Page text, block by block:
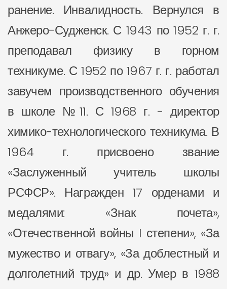
ранение. Инвалидность. Вернулся в
Анжеро-Судженск. С 1943 по 1952 г. г.
преподавал физику в горном
техникуме. С 1952 по 1967 г. г. работал
завучем производственного обучения
в школе №11. С 1968 г. - директор
химико-технологического техникума. В
1964 г. присвоено звание
«Заслуженный учитель школы
РСФСР». Награжден 17 орденами и
медалями: «Знак почета»,
«Отечественной войны I степени», «За
мужество и отвагу», «За доблестный и
долголетний труд» и др. Умер в 1988